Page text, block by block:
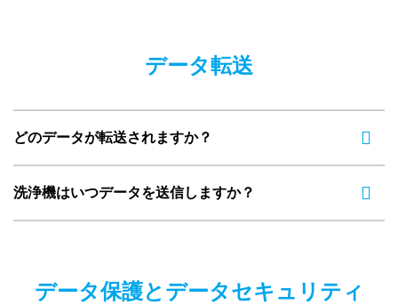
データ転送
どのデータが転送されますか？
洗浄機はいつデータを送信しますか？
データ保護とデータセキュリティ